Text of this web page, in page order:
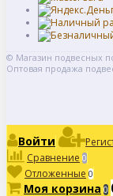
© Магазин подвесных
Оптовая продажа
Войти
Сравнение 0
Отложенные 0
Моя корзина 0